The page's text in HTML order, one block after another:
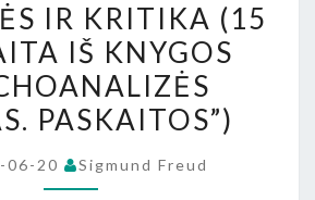
IR
KRITIKA
(15
PASKAITA
KNYGOS
IR KRITIKA (15
IŠ KNYGOS
PASKAITOS”)
06-20 Sigmund Freud